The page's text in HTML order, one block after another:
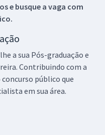
e busque a vaga com
a sua Pós-graduação e
Contribuindo com a
público que
em sua área.